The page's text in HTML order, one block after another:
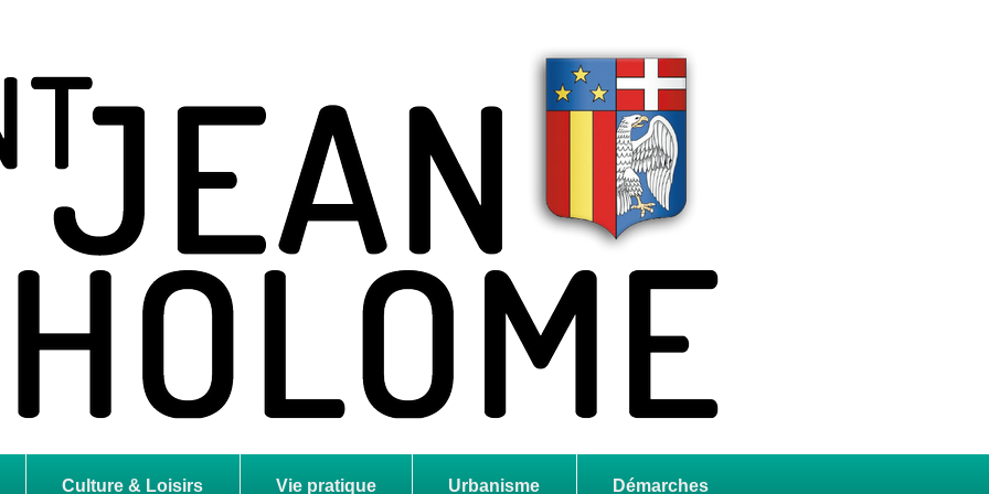
Culture & Loisirs Vie pratique Urbanisme Démarches